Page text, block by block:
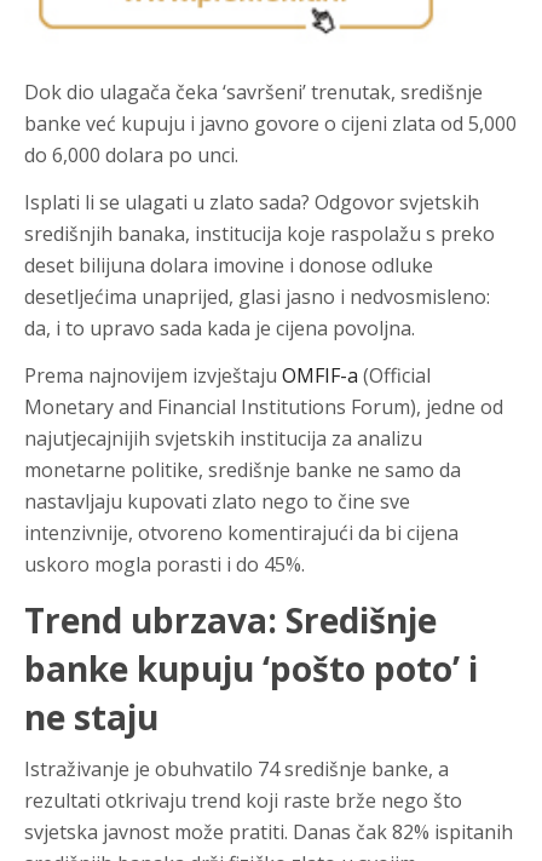
Dok dio ulagača čeka ‘savršeni’ trenutak, središnje
banke već kupuju i javno govore o cijeni zlata od 5,000
do 6,000 dolara po unci.
Isplati li se ulagati u zlato sada? Odgovor svjetskih
središnjih banaka, institucija koje raspolažu s preko
deset bilijuna dolara imovine i donose odluke
desetljećima unaprijed, glasi jasno i nedvosmisleno:
da, i to upravo sada kada je cijena povoljna.
Prema najnovijem izvještaju OMFIF-a (Official
Monetary and Financial Institutions Forum), jedne od
najutjecajnijih svjetskih institucija za analizu
monetarne politike, središnje banke ne samo da
nastavljaju kupovati zlato nego to čine sve
intenzivnije, otvoreno komentirajući da bi cijena
uskoro mogla porasti i do 45%.
Trend ubrzava: Središnje
banke kupuju ‘pošto poto’ i
ne staju
Istraživanje je obuhvatilo 74 središnje banke, a
rezultati otkrivaju trend koji raste brže nego što
svjetska javnost može pratiti. Danas čak 82% ispitanih